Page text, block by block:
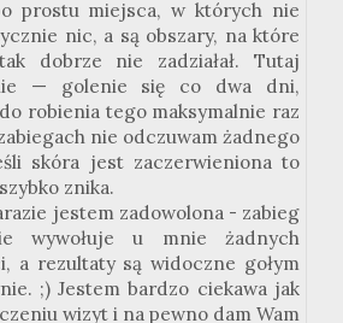
prostu miejsca, w których nie
nic, a są obszary, na które
dobrze nie zadziałał. Tutaj
— golenie się co dwa dni,
robienia tego maksymalnie raz
nie odczuwam żadnego
skóra jest zaczerwieniona to
znika.
jestem zadowolona - zabieg
wywołuje u mnie żadnych
a rezultaty są widoczne gołym
;) Jestem bardzo ciekawa jak
wizyt i na pewno dam Wam